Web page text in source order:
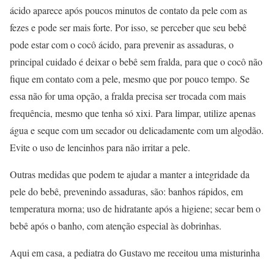
ácido aparece após poucos minutos de contato da pele com as
fezes e pode ser mais forte. Por isso, se perceber que seu bebê
pode estar com o cocô ácido, para prevenir as assaduras, o
principal cuidado é deixar o bebê sem fralda, para que o cocô não
fique em contato com a pele, mesmo que por pouco tempo. Se
essa não for uma opção, a fralda precisa ser trocada com mais
frequência, mesmo que tenha só xixi. Para limpar, utilize apenas
água e seque com um secador ou delicadamente com um algodão.
Evite o uso de lencinhos para não irritar a pele.
Outras medidas que podem te ajudar a manter a integridade da
pele do bebê, prevenindo assaduras, são: banhos rápidos, em
temperatura morna; uso de hidratante após a higiene; secar bem o
bebê após o banho, com atenção especial às dobrinhas.
Aqui em casa, a pediatra do Gustavo me receitou uma misturinha